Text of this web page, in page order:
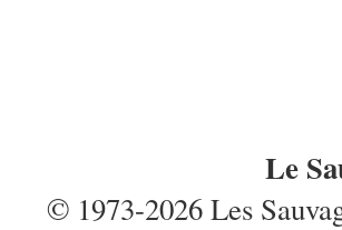
Le
© 1973-2026 Les